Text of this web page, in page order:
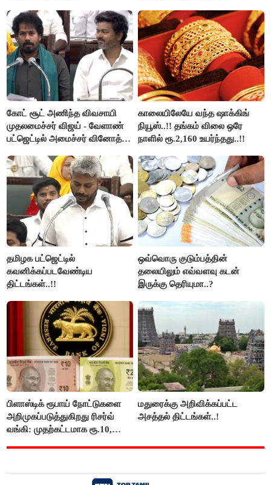
வினோத்..!
கோட் சூட் அணிந்த விவசாயி
முதலமைச்சர் விஜய் - வேளாண்
பட்ஜெட்டில் அமைச்சர் வினோத்
காலையிலேயே வந்த ஷாக்கிங்
நியூஸ்..!! தங்கம் விலை ஒரே
நாளில் ரூ.2,160 உயர்ந்தது..!!
தமிழக பட்ஜெட்டில்
கவனிக்கப்படவேண்டிய
திட்டங்கள்..!!
ஒவ்வொரு குடும்பத்தின்
தலையிலும் எவ்வளவு கடன்
இருக்கு தெரியுமா..?
பிளாஸ்டிக் ரூபாய் நோட்டுகளை
அறிமுகப்படுத்துகிறது ரிசர்வ்
வங்கி: முதற்கட்டமாக ரூ.10,
மதுரைக்கு அறிவிக்கப்பட்ட
அசத்தல் திட்டங்கள்..!